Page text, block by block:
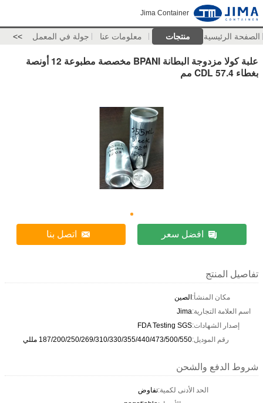
Jima Container
الصفحة الرئيسية منتجات معلومات عنا جولة في المعمل >>
علبة كولا مزدوجة البطانة BPANI مخصصة مطبوعة 12 أونصة
بغطاء CDL 57.4 مم
افضل سعر اتصل بنا
تفاصيل المنتج
مكان المنشأ:الصين
اسم العلامة التجارية:Jima
إصدار الشهادات:FDA Testing SGS
رقم الموديل:187/200/250/269/310/330/355/440/473/500/550 مللي
شروط الدفع والشحن
الحد الأدنى لكمية:تفاوض